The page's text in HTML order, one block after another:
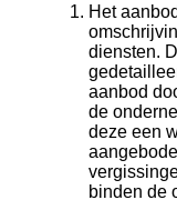
Het
diensten.
aanbod
de
deze een
binden de